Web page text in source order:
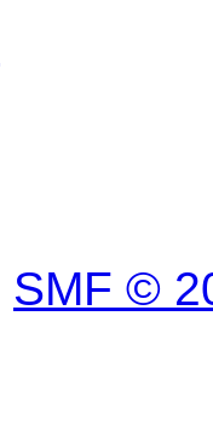
SMF ©